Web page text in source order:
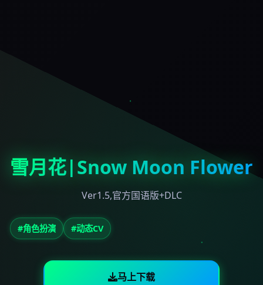
雪月花|Snow Moon Flower
Ver1.5,官方国语版+DLC
#角色扮演 #动态CV
马上下载